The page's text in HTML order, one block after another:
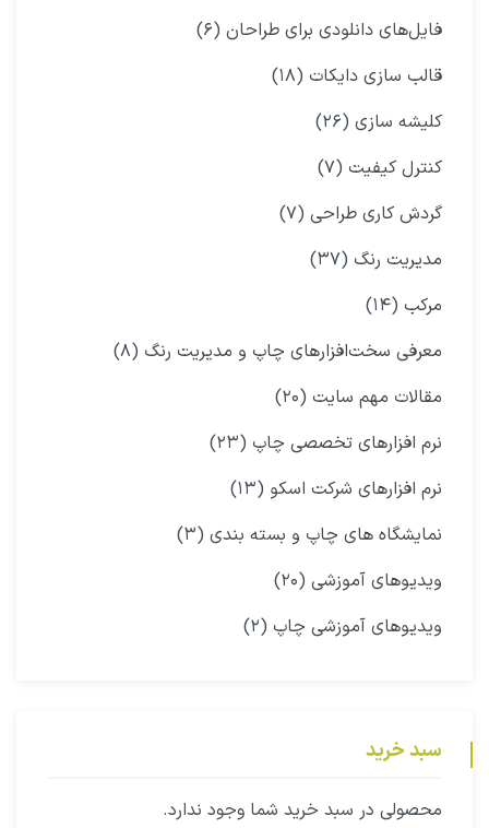
فایل‌های دانلودی برای طراحان (۶)
قالب سازی دایکات (۱۸)
کلیشه سازی (۲۶)
کنترل کیفیت (۷)
گردش کاری طراحی (۷)
مدیریت رنگ (۳۷)
مرکب (۱۴)
معرفی سخت‌افزارهای چاپ و مدیریت رنگ (۸)
مقالات مهم سایت (۲۰)
نرم افزارهای تخصصی چاپ (۲۳)
نرم افزارهای شرکت اسکو (۱۳)
نمایشگاه‌ های چاپ و بسته بندی (۳)
ویدیوهای آموزشی (۲۰)
ویدیوهای آموزشی چاپ (۲)
سبد خرید
محصولی در سبد خرید شما وجود ندارد.